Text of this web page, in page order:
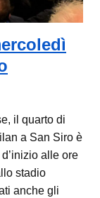
il quarto di
a San Siro è
alle ore
stadio
anche gli